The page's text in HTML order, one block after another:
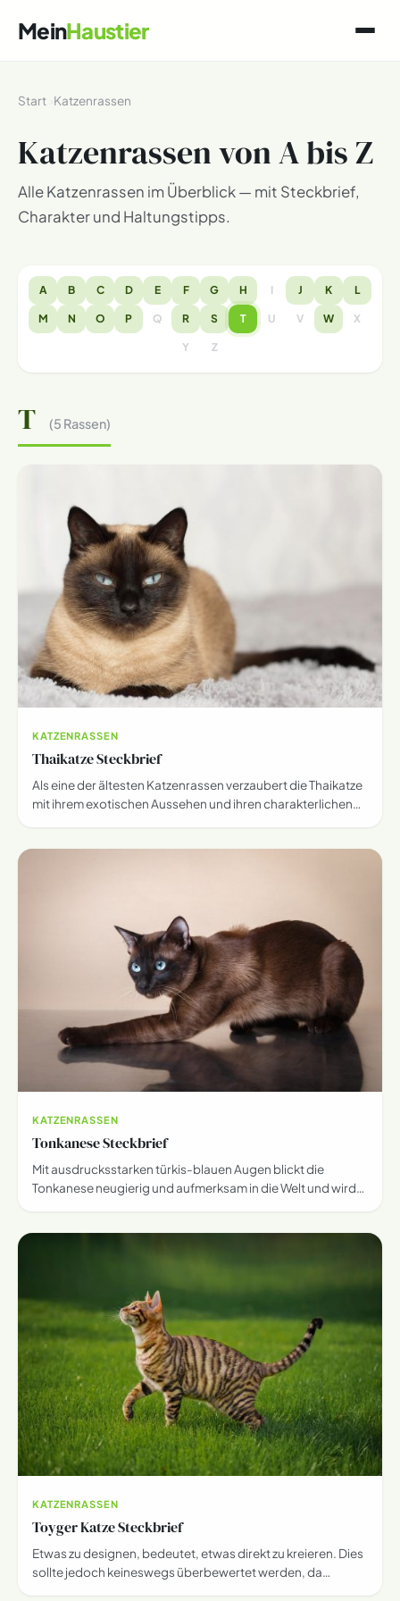
MeinHaustier
Start Katzenrassen
Katzenrassen von A bis Z
Alle Katzenrassen im Überblick — mit Steckbrief,
Charakter und Haltungstipps.
A B C D E F G H I J K L
M N O P Q R S T U V W X
Y Z
T (5 Rassen)
KATZENRASSEN
Thaikatze Steckbrief
Als eine der ältesten Katzenrassen verzaubert die Thaikatze
mit ihrem exotischen Aussehen und ihren charakterlichen…
KATZENRASSEN
Tonkanese Steckbrief
Mit ausdrucksstarken türkis-blauen Augen blickt die
Tonkanese neugierig und aufmerksam in die Welt und wird…
KATZENRASSEN
Toyger Katze Steckbrief
Etwas zu designen, bedeutet, etwas direkt zu kreieren. Dies
sollte jedoch keineswegs überbewertet werden, da…